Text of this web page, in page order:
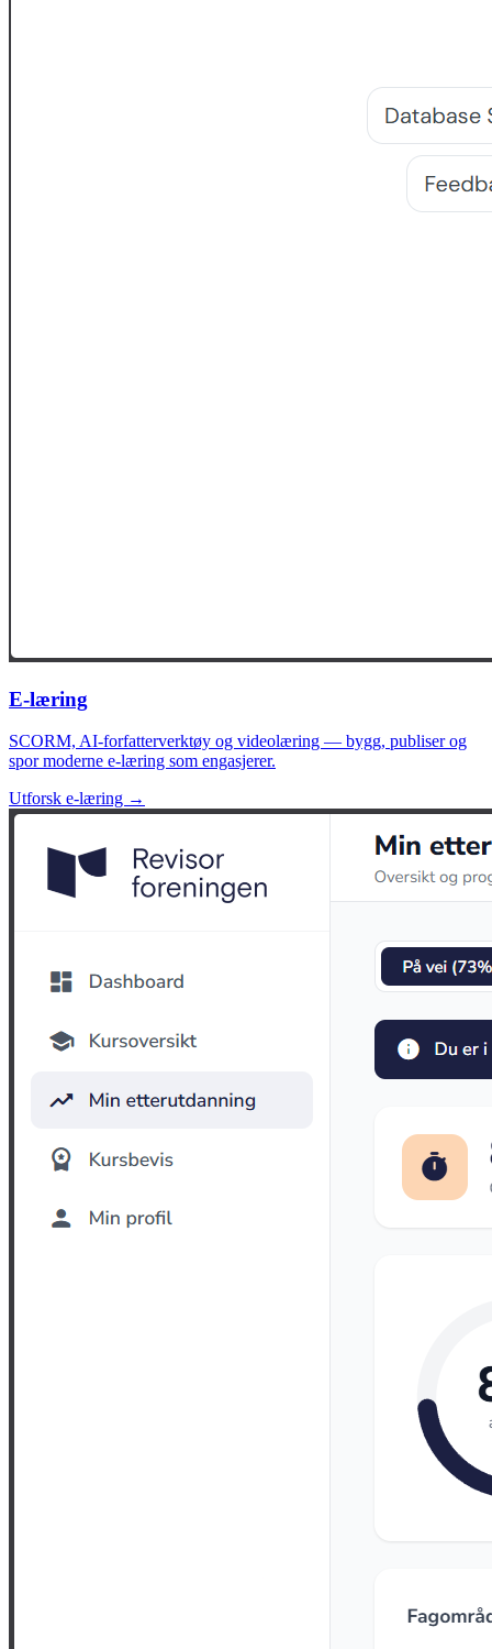
E-læring
SCORM, AI-forfatterverktøy og videolæring — bygg, publiser og
spor moderne e-læring som engasjerer.
Utforsk e-læring →